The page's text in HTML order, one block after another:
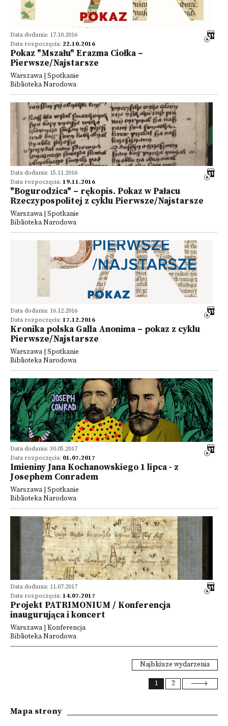
Data dodania: 17.10.2016
Data rozpoczęcia: 22.10.2016
Pokaz "Mszału" Erazma Ciołka –
Pierwsze/Najstarsze
Warszawa | Spotkanie
Biblioteka Narodowa
Data dodania: 15.11.2016
Data rozpoczęcia: 19.11.2016
"Bogurodzica" – rękopis. Pokaz w Pałacu
Rzeczypospolitej z cyklu Pierwsze/Najstarsze
Warszawa | Spotkanie
Biblioteka Narodowa
Data dodania: 16.12.2016
Data rozpoczęcia: 17.12.2016
Kronika polska Galla Anonima – pokaz z cyklu
Pierwsze/Najstarsze
Warszawa | Spotkanie
Biblioteka Narodowa
Data dodania: 30.05.2017
Data rozpoczęcia: 01.07.2017
Imieniny Jana Kochanowskiego 1 lipca - z
Josephem Conradem
Warszawa | Spotkanie
Biblioteka Narodowa
Data dodania: 11.07.2017
Data rozpoczęcia: 14.07.2017
Projekt PATRIMONIUM / Konferencja
inaugurująca i koncert
Warszawa | Konferencja
Biblioteka Narodowa
Najbliższe wydarzenia
1 2
Mapa strony